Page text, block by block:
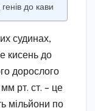
до кави
судинах,
кисень до
дорослого
рт. ст. – це
мільйони по